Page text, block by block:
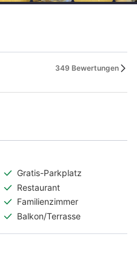
349 Bewertungen
Gratis-Parkplatz
Restaurant
Familienzimmer
Balkon/Terrasse